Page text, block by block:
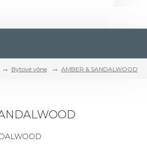
Bytové vône AMBER & SANDALWOOD